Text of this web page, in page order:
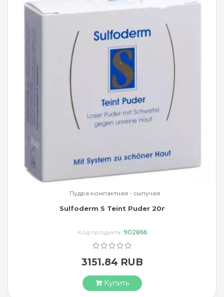
Пудра компактная - сыпучая
Sulfoderm S Teint Puder 20г
Код продукта: 902866
3151.84 RUB
Купить